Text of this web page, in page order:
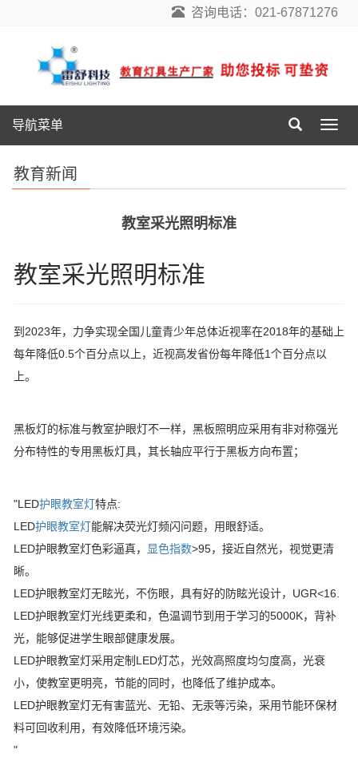
咨询电话：021-67871276
导
航
导航菜单
教育新闻
教室采光照明标准
教室采光照明标准
到2023年，力争实现全国儿童青少年总体近视率在2018年的基础上
每年降低0.5个百分点以上，近视高发省份每年降低1个百分点以
上。
黑板灯的标准与教室护眼灯不一样，黑板照明应采用有非对称强光
分布特性的专用黑板灯具，其长轴应平行于黑板方向布置；
"LED护眼教室灯特点:
LED护眼教室灯能解决荧光灯频闪问题，用眼舒适。
LED护眼教室灯色彩逼真，
显色指数>95，接近自然光，视觉更清
晰。
LED护眼教室灯无眩光，不伤眼，具有好的防眩光设计，UGR<16.
LED护眼教室灯光线更柔和，色温调节到用于学习的5000K，背补
光，能够促进学生眼部健康发展。
LED护眼教室灯采用定制LED灯芯，光效高照度均匀度高，光衰
小，使教室更明亮，节能的同时，也降低了维护成本。
LED护眼教室灯无有害蓝光、无铅、无汞等污染，采用节能环保材
料可回收利用，有效降低环境污染。
"